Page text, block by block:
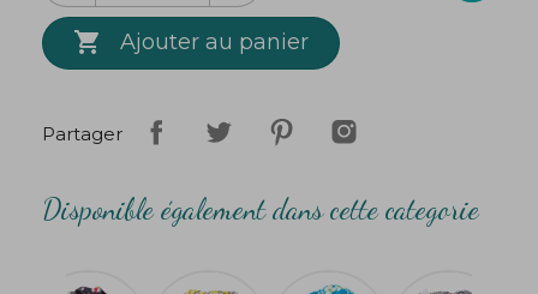
 Ajouter au panier
Partager
Disponible également dans cette categorie